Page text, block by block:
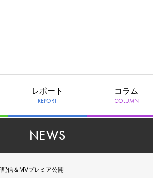
レポート
REPORT
コラム
COLUMN
NEWS
信＆MVプレミア公開